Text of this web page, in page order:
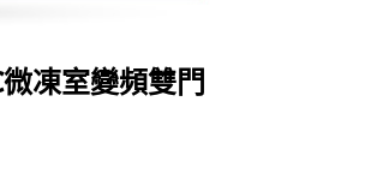
凍室變頻雙門